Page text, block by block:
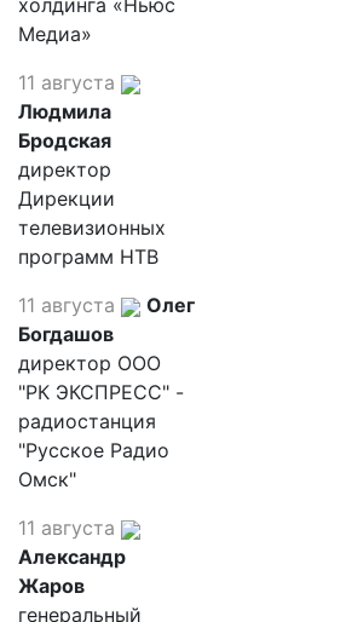
холдинга «Ньюс
Медиа»
11 августа
Людмила
Бродская
директор
Дирекции
телевизионных
программ НТВ
11 августа
Олег
Богдашов
директор ООО
"РК ЭКСПРЕСС" -
радиостанция
"Русское Радио
Омск"
11 августа
Александр
Жаров
генеральный